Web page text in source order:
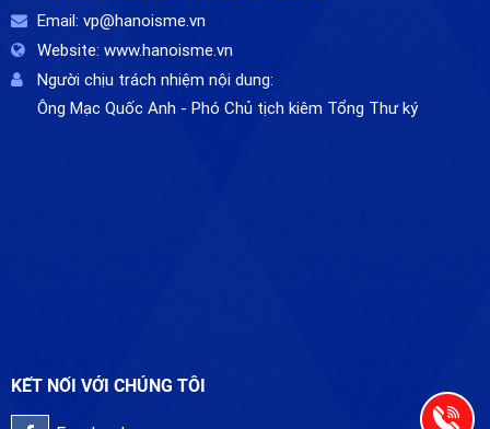
Email: vp@hanoisme.vn
Website: www.hanoisme.vn
Người chịu trách nhiệm nội dung:
Ông Mạc Quốc Anh - Phó Chủ tịch kiêm Tổng Thư ký
KẾT NỐI VỚI CHÚNG TÔI